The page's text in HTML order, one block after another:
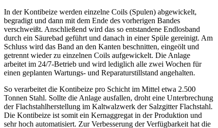
In der Kontibeize werden einzelne Coils (Spulen) abgewickelt,
begradigt und dann mit dem Ende des vorherigen Bandes
verschweißt. Anschließend wird das so entstandene Endlosband
durch ein Säurebad geführt und danach in einer Spüle gereinigt. Am
Schluss wird das Band an den Kanten beschnitten, eingeölt und
getrennt wieder zu einzelnen Coils aufgewickelt. Die Anlage
arbeitet im 24/7-Betrieb und wird lediglich alle zwei Wochen für
einen geplanten Wartungs- und Reparaturstillstand angehalten.
So verarbeitet die Kontibeize pro Schicht im Mittel etwa 2.500
Tonnen Stahl. Sollte die Anlage ausfallen, droht eine Unterbrechung
der Flachstahlherstellung im Kaltwalzwerk der Salzgitter Flachstahl.
Die Kontibeize ist somit ein Kernaggregat in der Produktion und
sehr hoch automatisiert. Zur Verbesserung der Verfügbarkeit hat die